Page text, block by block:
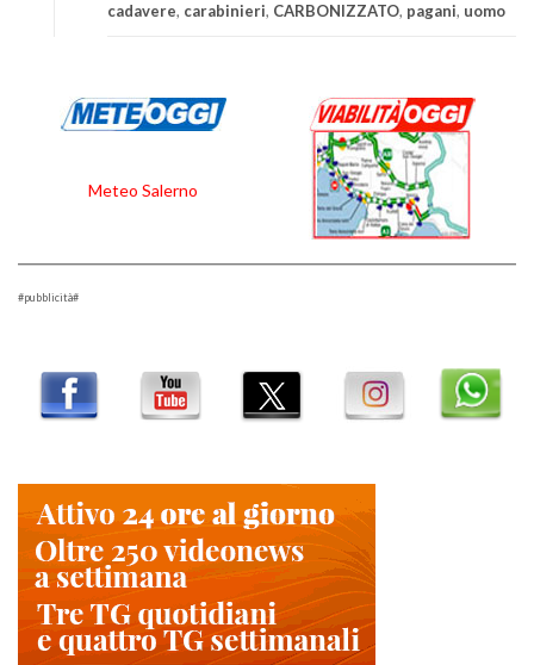
cadavere, carabinieri, CARBONIZZATO, pagani, uomo
Meteo Salerno
#pubblicità#